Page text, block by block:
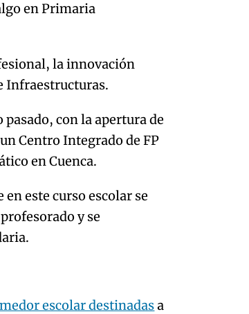
en Primaria
la innovación
Infraestructuras.
con la apertura de
Centro Integrado de FP
en Cuenca.
este curso escolar se
y se
escolar destinadasa